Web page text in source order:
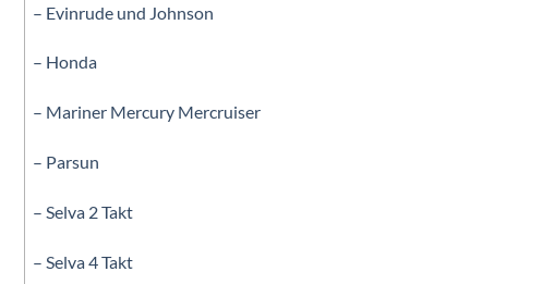
– Evinrude und Johnson
– Honda
– Mariner Mercury Mercruiser
– Parsun
– Selva 2 Takt
– Selva 4 Takt